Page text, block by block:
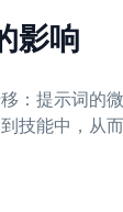
影响
：提示词的
技能中，从